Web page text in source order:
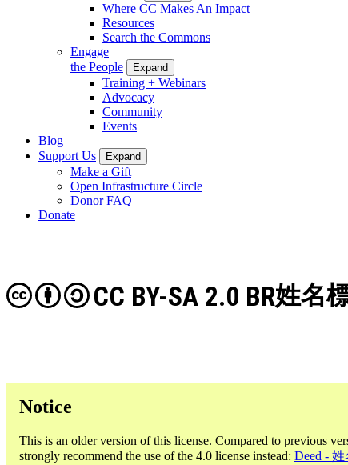
Where CC Makes An Impact
Resources
Search the Commons
Engage
the People
Expand
Training + Webinars
Advocacy
Community
Events
Blog
Support Us
Expand
Make a Gift
Open Infrastructure Circle
Donor FAQ
Donate
姓名
CC BY-SA 2.0 BR
Notice
This is an older version of this license. Compared to previous
strongly recommend the use of the 4.0 license instead: Deed -